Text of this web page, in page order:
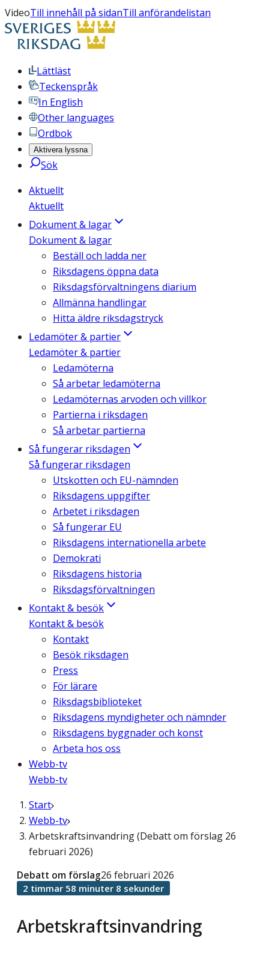
VideoTill innehåll på sidanTill anförandelistan
Lättläst
Teckenspråk
In English
Other languages
Ordbok
Aktivera lyssna
Sök
Aktuellt
Aktuellt
Dokument & lagar
Dokument & lagar
Beställ och ladda ner
Riksdagens öppna data
Riksdagsförvaltningens diarium
Allmänna handlingar
Hitta äldre riksdagstryck
Ledamöter & partier
Ledamöter & partier
Ledamöterna
Så arbetar ledamöterna
Ledamöternas arvoden och villkor
Partierna i riksdagen
Så arbetar partierna
Så fungerar riksdagen
Så fungerar riksdagen
Utskotten och EU-nämnden
Riksdagens uppgifter
Arbetet i riksdagen
Så fungerar EU
Riksdagens internationella arbete
Demokrati
Riksdagens historia
Riksdagsförvaltningen
Kontakt & besök
Kontakt & besök
Kontakt
Besök riksdagen
Press
För lärare
Riksdagsbiblioteket
Riksdagens myndigheter och nämnder
Riksdagens byggnader och konst
Arbeta hos oss
Webb-tv
Webb-tv
Start
Webb-tv
Arbetskraftsinvandring (Debatt om förslag 26
februari 2026)
Arbetskraftsinvandring
Debatt om förslag26 februari 2026
2 timmar 58 minuter 8 sekunder